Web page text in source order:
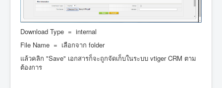
Download Type = internal
File Name = เลือกจาก folder
แล้วคลิก "Save" เอกสารก็จะถูกจัดเก็บในระบบ vtiger CRM ตาม
ต้องการ